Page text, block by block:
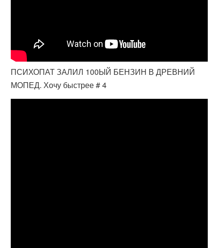
ПСИХОПАТ ЗАЛИЛ 100ЫЙ БЕНЗИН В ДРЕВНИЙ
МОПЕД. Хочу быстрее # 4